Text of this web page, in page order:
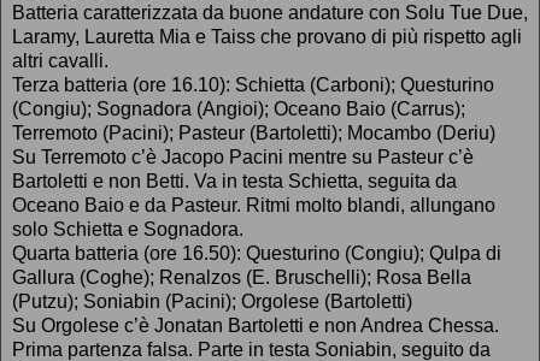
Batteria caratterizzata da buone andature con Solu Tue Due,
Laramy, Lauretta Mia e Taiss che provano di più rispetto agli
altri cavalli.
Terza batteria (ore 16.10): Schietta (Carboni); Questurino
(Congiu); Sognadora (Angioi); Oceano Baio (Carrus);
Terremoto (Pacini); Pasteur (Bartoletti); Mocambo (Deriu)
Su Terremoto c’è Jacopo Pacini mentre su Pasteur c’è
Bartoletti e non Betti. Va in testa Schietta, seguita da
Oceano Baio e da Pasteur. Ritmi molto blandi, allungano
solo Schietta e Sognadora.
Quarta batteria (ore 16.50): Questurino (Congiu); Qulpa di
Gallura (Coghe); Renalzos (E. Bruschelli); Rosa Bella
(Putzu); Soniabin (Pacini); Orgolese (Bartoletti)
Su Orgolese c’è Jonatan Bartoletti e non Andrea Chessa.
Prima partenza falsa. Parte in testa Soniabin, seguito da